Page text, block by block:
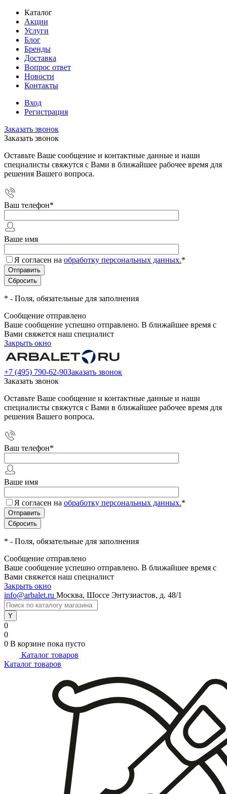
Каталог
Акции
Услуги
Блог
Бренды
Доставка
Вопрос ответ
Новости
Контакты
Вход
Регистрация
Заказать звонок
Заказать звонок
Оставьте Ваше сообщение и контактные данные и наши
специалисты свяжутся с Вами в ближайшее рабочее время для
решения Вашего вопроса.
Ваш телефон*
Ваше имя
Я согласен на обработку персональных данных.*
* - Поля, обязательные для заполнения
Сообщение отправлено
Ваше сообщение успешно отправлено. В ближайшее время с
Вами свяжется наш специалист
Закрыть окно
+7 (495) 790-62-90Заказать звонок
Заказать звонок
Оставьте Ваше сообщение и контактные данные и наши
специалисты свяжутся с Вами в ближайшее рабочее время для
решения Вашего вопроса.
Ваш телефон*
Ваше имя
Я согласен на обработку персональных данных.*
* - Поля, обязательные для заполнения
Сообщение отправлено
Ваше сообщение успешно отправлено. В ближайшее время с
Вами свяжется наш специалист
Закрыть окно
info@arbalet.ru Москва, Шоссе Энтузиастов, д. 48/1
0
0
0 В корзине пока пусто
Каталог товаров
Каталог товаров